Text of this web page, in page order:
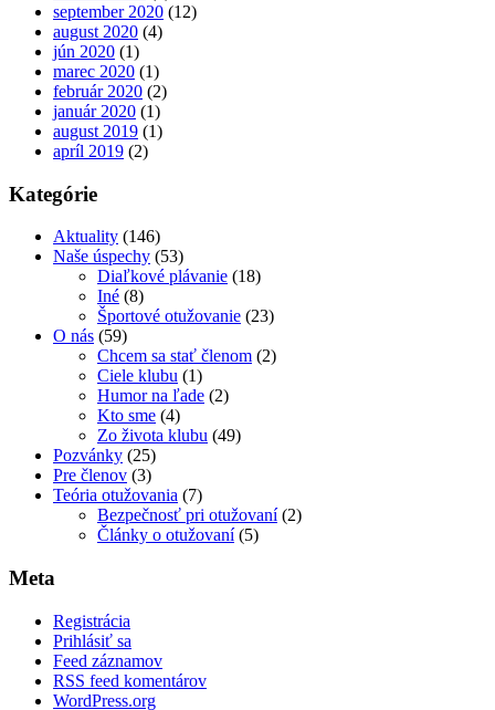
september 2020 (12)
august 2020 (4)
jún 2020 (1)
marec 2020 (1)
február 2020 (2)
január 2020 (1)
august 2019 (1)
apríl 2019 (2)
Kategórie
Aktuality (146)
Naše úspechy (53)
Diaľkové plávanie (18)
Iné (8)
Športové otužovanie (23)
O nás (59)
Chcem sa stať členom (2)
Ciele klubu (1)
Humor na ľade (2)
Kto sme (4)
Zo života klubu (49)
Pozvánky (25)
Pre členov (3)
Teória otužovania (7)
Bezpečnosť pri otužovaní(2)
Články o otužovaní(5)
Meta
Registrácia
Prihlásiť sa
Feed záznamov
RSS feed komentárov
WordPress.org